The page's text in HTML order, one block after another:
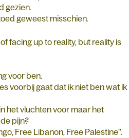
gezien.
geweest misschien.
facing up to reality, but reality is
voor ben.
voorbij gaat dat ik niet ben wat ik
het vluchten voor maar het
pijn?
Free Libanon, Free Palestine”.